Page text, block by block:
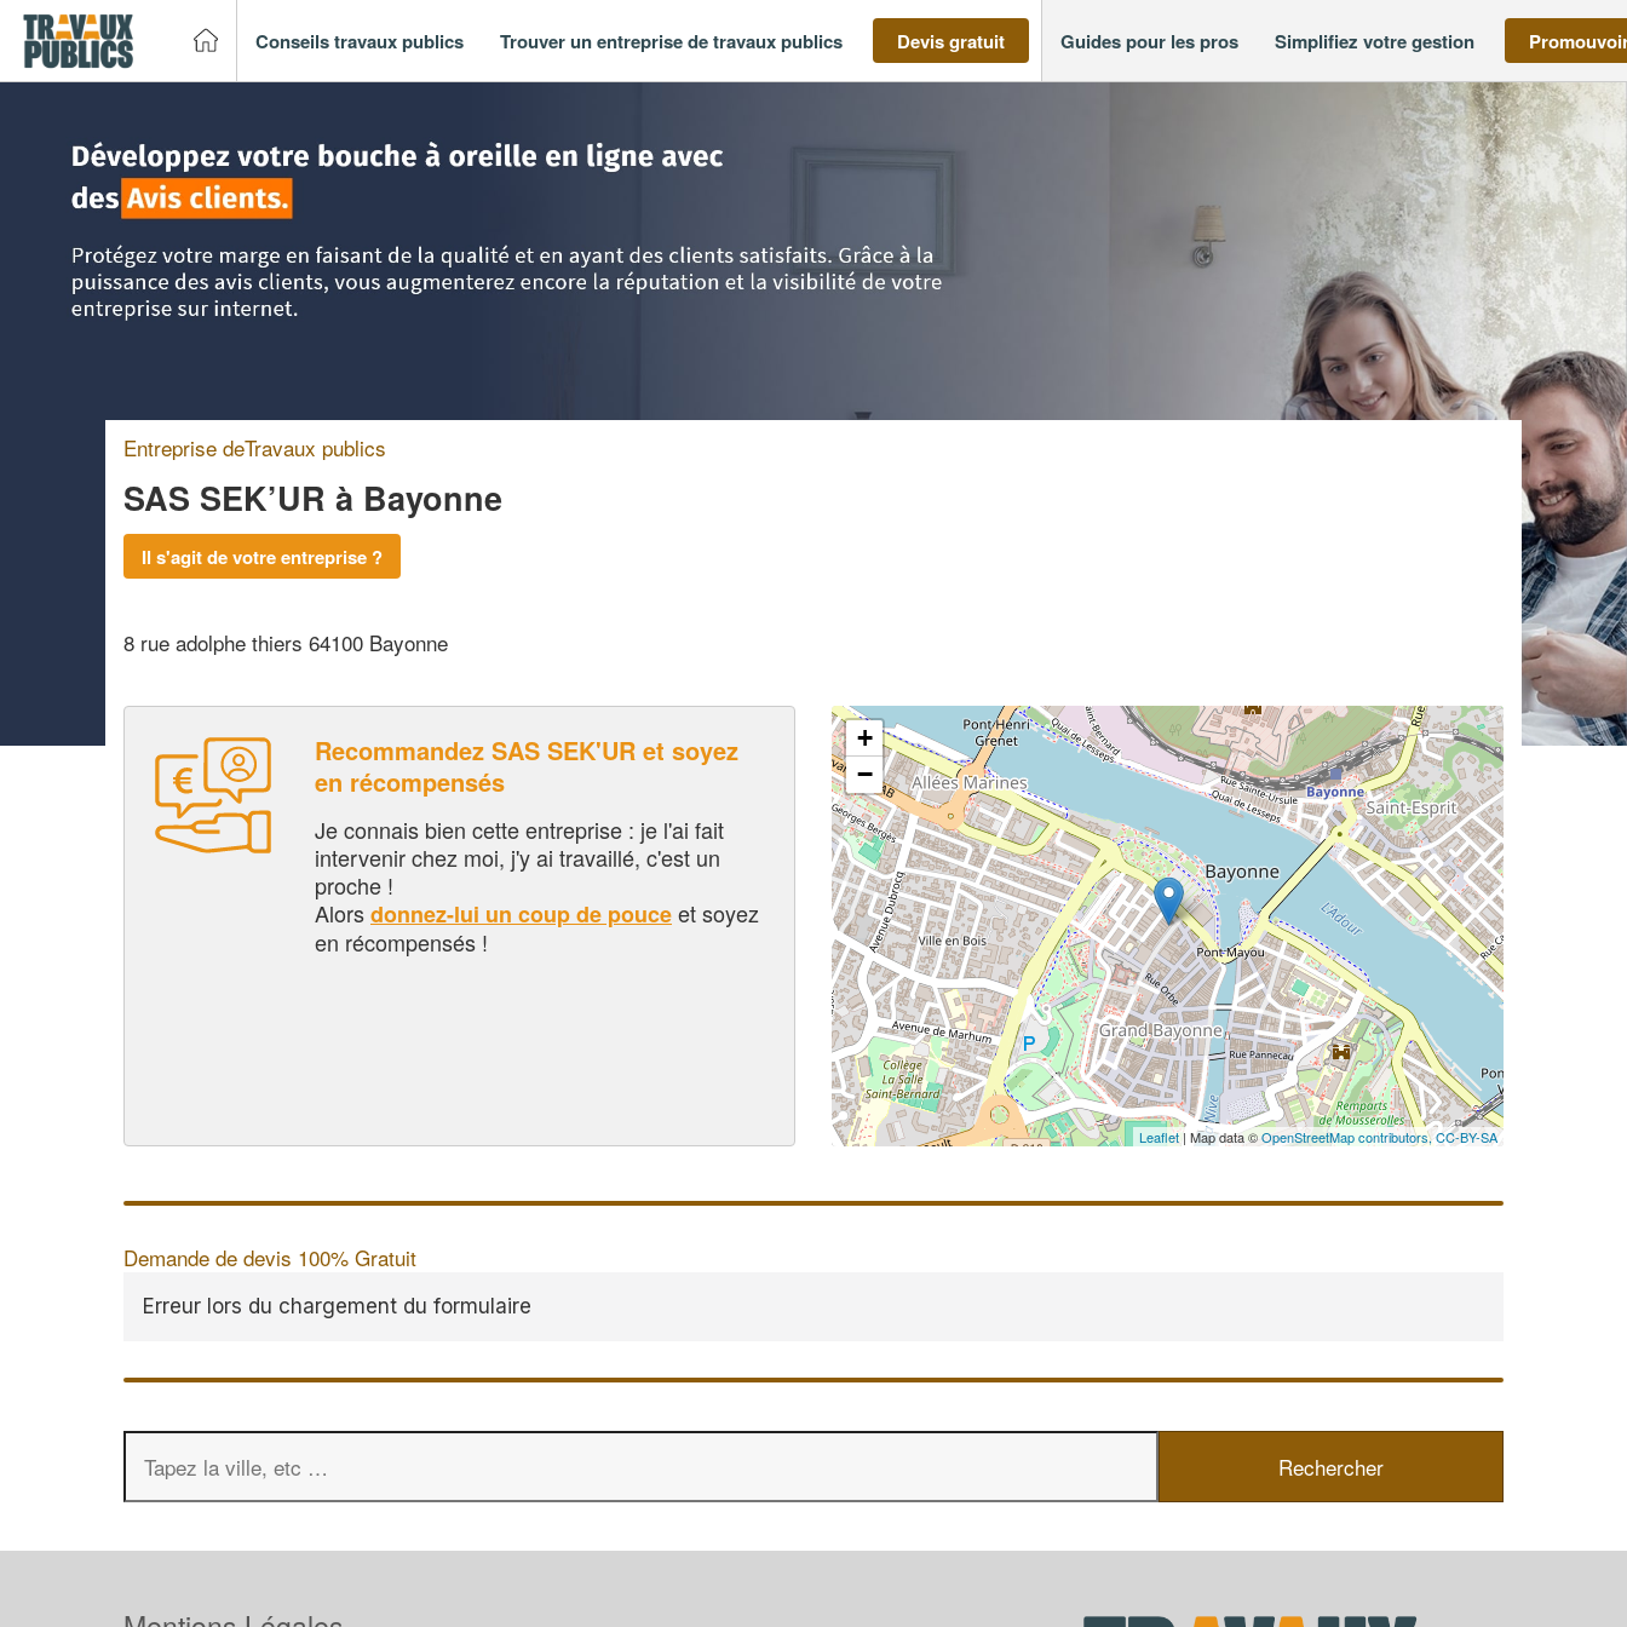
Conseils travaux publics Trouver un entreprise de travaux publics Devis gratuit Guides pour les pros Simplifiez votre gestion
Entreprise deTravaux publics
SAS SEK’UR à Bayonne
Il s'agit de votre entreprise ?
8 rue adolphe thiers 64100 Bayonne
Recommandez SAS SEK'UR et soyez
en récompensés
Je connais bien cette entreprise : je l'ai fait
intervenir chez moi, j'y ai travaillé, c'est un
proche !
Alorsdonnez-lui un coup de pouceet soyez
en récompensés !
+
−
Leaflet| Map data ©OpenStreetMap contributors,CC-BY-SA
Demande de devis 100% Gratuit
Erreur lors du chargement du formulaire